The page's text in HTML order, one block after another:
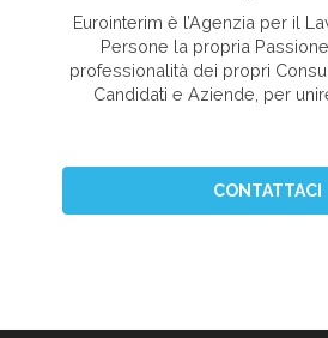
Eurointerim è l’Agenzia per il
Persone la propria
professionalità dei propri
Candidati e Aziende, per
CONTATTACI